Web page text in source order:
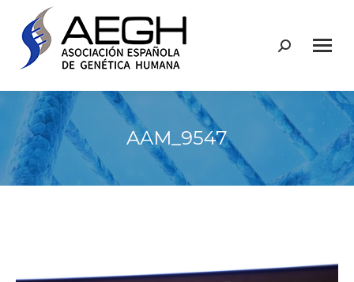
Buscar:
AAM_9547